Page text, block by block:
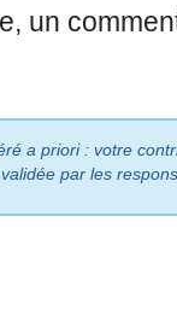
un
a priori : votre
par les